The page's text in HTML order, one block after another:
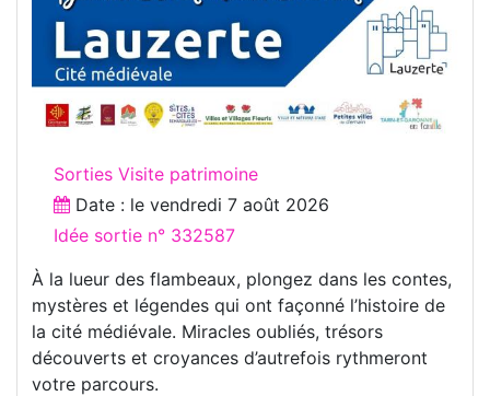
Sorties Visite patrimoine
Date : le vendredi 7 août 2026
Idée sortie n° 332587
À la lueur des flambeaux, plongez dans les contes,
mystères et légendes qui ont façonné l’histoire de
la cité médiévale. Miracles oubliés, trésors
découverts et croyances d’autrefois rythmeront
votre parcours.